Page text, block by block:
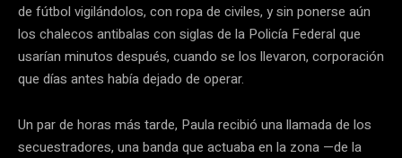
de fútbol vigilándolos, con ropa de civiles, y sin ponerse aún
los chalecos antibalas con siglas de la Policía Federal que
usarían minutos después, cuando se los llevaron, corporación
que días antes había dejado de operar.
Un par de horas más tarde, Paula recibió una llamada de los
secuestradores, una banda que actuaba en la zona —de la